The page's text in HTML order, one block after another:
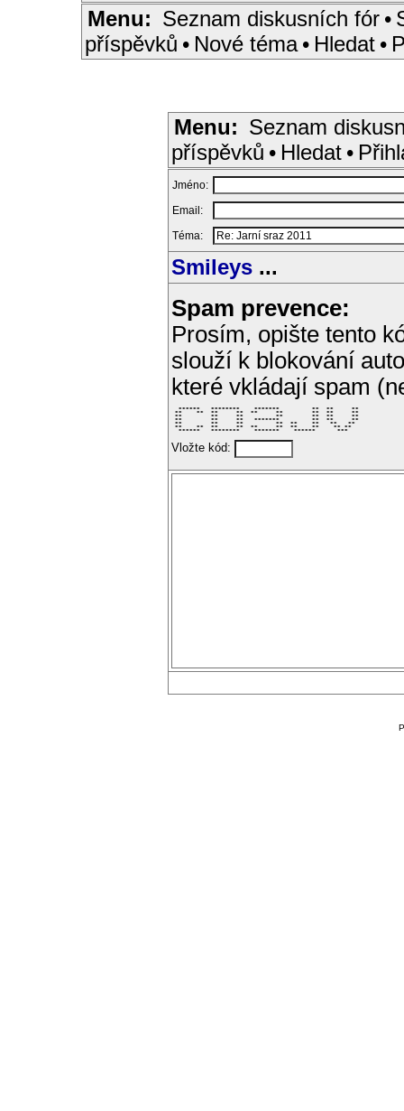
Menu: Seznam diskusních fór •
příspěvků • Nové téma • Hledat •
Menu: Seznam
příspěvků • Hledat •
Jméno:
Email:
Téma:
Smileys ...
Spam prevence:
Prosím, opište tento
slouží k blokování
které vkládají spam
  ******   ********    *******         **  **     **
**    **  **     **  **     **        **  **     **
**        **     **         **        **  **     **
**        **     **   *******         **  **     **
**        **     **         **  **    **   **   **
**    **  **     **  **     **  **    **    ** **
  ******   ********    *******    ******      ***
Vložte kód: